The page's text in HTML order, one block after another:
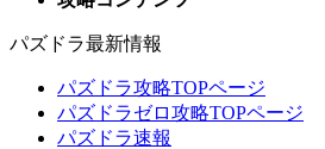
パズドラ最新情報
パズドラ攻略TOPページ
パズドラゼロ攻略TOPページ
パズドラ速報